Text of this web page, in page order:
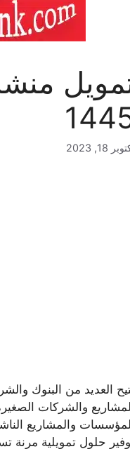
18, 2023
العديد من البنوك
المشاريع والشركات
المؤسسات والمشاريع
حلول تمويلية مرنة